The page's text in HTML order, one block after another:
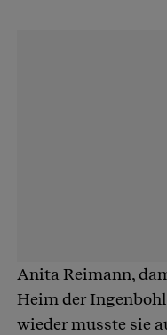
Anita Reimann,
Heim der
wieder musste sie